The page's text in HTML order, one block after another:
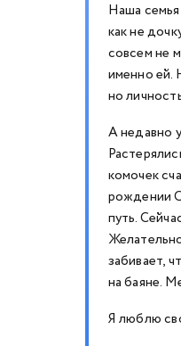
Наша
как не
совсем не
именно ей.
но
А недавно
комочек
рождении
путь.
забивает,
на баяне.
Я люблю